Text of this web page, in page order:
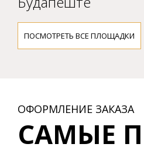
ПОСМОТРЕТЬ ВСЕ ПЛОЩАДКИ
ОФОРМЛЕНИЕ ЗАКАЗА
САМЫЕ